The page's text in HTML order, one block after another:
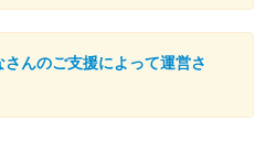
知山版
んのご支援によって運営さ